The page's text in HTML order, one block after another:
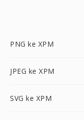
PNG ke XPM
JPEG ke XPM
SVG ke XPM